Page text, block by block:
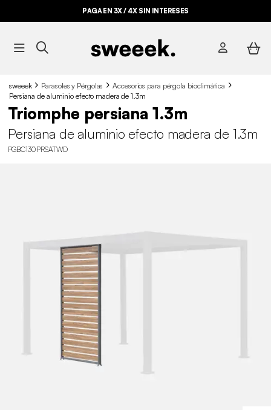
PAGA EN 3X / 4X SIN INTERESES
sweeek Parasoles y Pérgolas
Accesorios para pérgola bioclimática
Persiana de aluminio efecto madera de 1.3m
Triomphe persiana 1.3m
Persiana de aluminio efecto madera de 1.3m
PGBC130PRSATWD